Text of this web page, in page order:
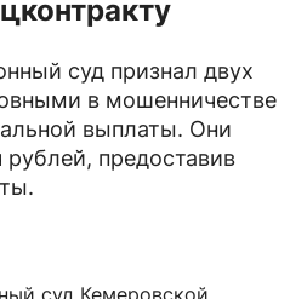
суд признал двух
в мошенничестве
выплаты. Они
предоставив